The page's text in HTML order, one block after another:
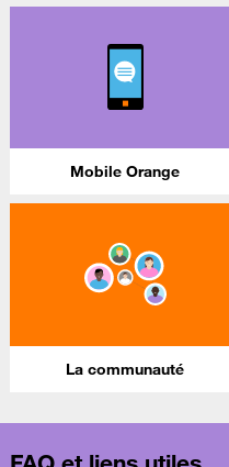
Mobile Orange
La communauté